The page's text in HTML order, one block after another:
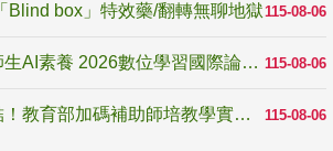
115-08-06
Blind box」特效藥/翻轉無聊地獄
115-08-06
匯聚全球視野深化師生AI素養 2026數位學習國際論壇高雄登場
115-08-06
深化師培與現場連結！教育部加碼補助師培教學實踐研究 10月師培國際研討會交流教學實踐經驗